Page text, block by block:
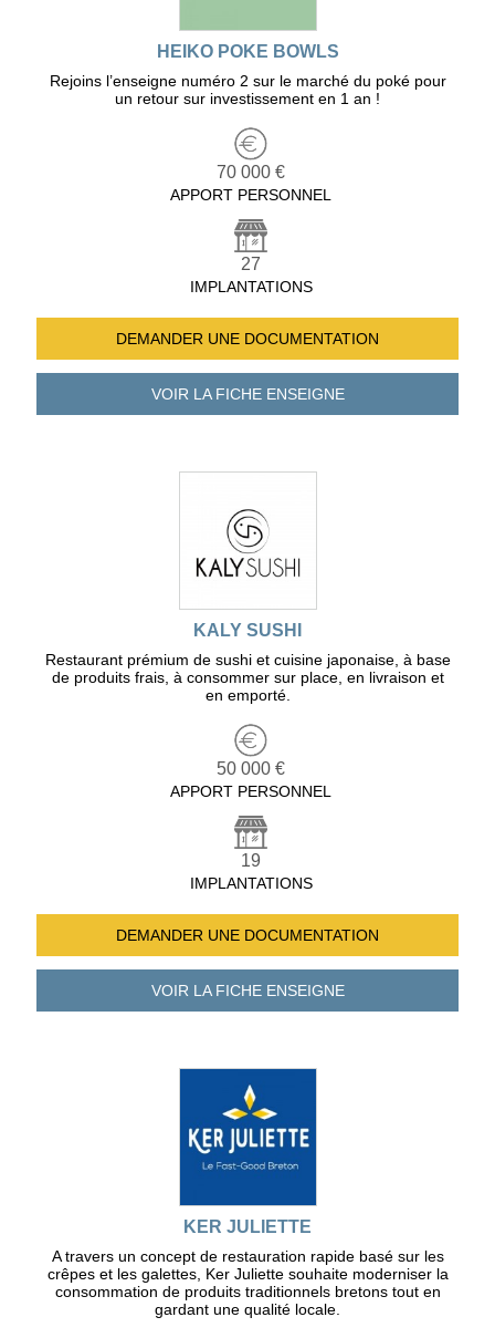
HEIKO POKE BOWLS
Rejoins l’enseigne numéro 2 sur le marché du poké pour
un retour sur investissement en 1 an !
70 000 €
APPORT PERSONNEL
27
IMPLANTATIONS
DEMANDER UNE DOCUMENTATION
VOIR LA FICHEENSEIGNE
KALY SUSHI
Restaurant prémium de sushi et cuisine japonaise, à base
de produits frais, à consommer sur place, en livraison et
en emporté.
50 000 €
APPORT PERSONNEL
19
IMPLANTATIONS
DEMANDER UNE DOCUMENTATION
VOIR LA FICHEENSEIGNE
KER JULIETTE
A travers un concept de restauration rapide basé sur les
crêpes et les galettes, Ker Juliette souhaite moderniser la
consommation de produits traditionnels bretons tout en
gardant une qualité locale.